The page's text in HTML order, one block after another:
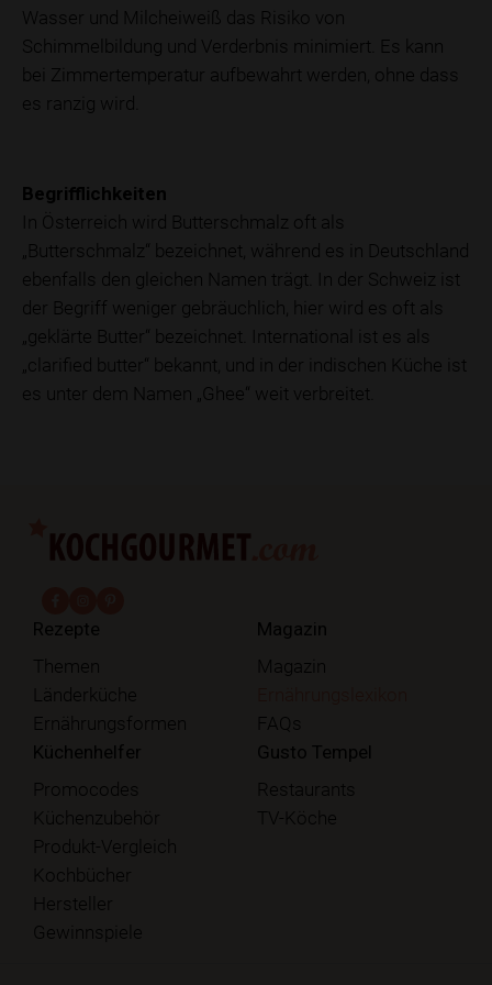
Wasser und Milcheiweiß das Risiko von
Schimmelbildung und Verderbnis minimiert. Es kann
bei Zimmertemperatur aufbewahrt werden, ohne dass
es ranzig wird.
Begrifflichkeiten
In Österreich wird Butterschmalz oft als
„Butterschmalz“ bezeichnet, während es in Deutschland
ebenfalls den gleichen Namen trägt. In der Schweiz ist
der Begriff weniger gebräuchlich, hier wird es oft als
„geklärte Butter“ bezeichnet. International ist es als
„clarified butter“ bekannt, und in der indischen Küche ist
es unter dem Namen „Ghee“ weit verbreitet.
Rezepte
Themen
Länderküche
Ernährungsformen
Magazin
Magazin
FAQs
Küchenhelfer
Promocodes
Küchenzubehör
Produkt-Vergleich
Kochbücher
Hersteller
Gewinnspiele
Gusto Tempel
Restaurants
TV-Köche